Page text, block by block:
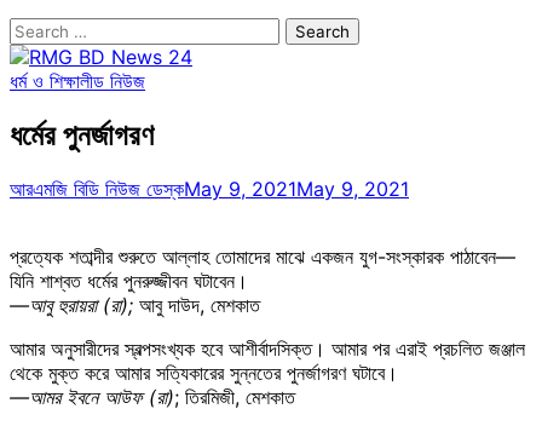
Search
for:
ধর্ম ও শিক্ষালীড নিউজ
ধর্মের পুনর্জাগরণ
আরএমজি বিডি নিউজ ডেস্কMay 9, 2021May 9, 2021
প্রত্যেক শতাব্দীর শুরুতে আল্লাহ তোমাদের মাঝে একজন যুগ-সংস্কারক পাঠাবেন—
যিনি শাশ্বত ধর্মের পুনরুজ্জীবন ঘটাবেন।
—আবু হুরায়রা (রা); আবু দাউদ, মেশকাত
আমার অনুসারীদের স্বল্পসংখ্যক হবে আশীর্বাদসিক্ত। আমার পর এরাই প্রচলিত জঞ্জাল
থেকে মুক্ত করে আমার সত্যিকারের সুন্নতের পুনর্জাগরণ ঘটাবে।
—আমর ইবনে আউফ (রা); তিরমিজী, মেশকাত